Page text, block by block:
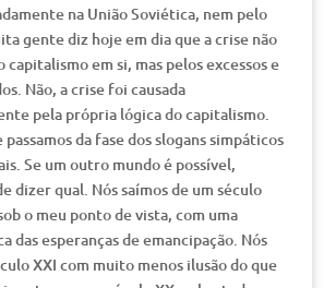
na União Soviética, nem pelo
gente diz hoje em dia que a crise não
capitalismo em si, mas pelos excessos e
Não, a crise foi causada
pela própria lógica do capitalismo.
da fase dos slogans simpáticos
Se um outro mundo é possível,
dizer qual. Nós saímos de um século
o meu ponto de vista, com uma
das esperanças de emancipação. Nós
XXI com muito menos ilusão do que